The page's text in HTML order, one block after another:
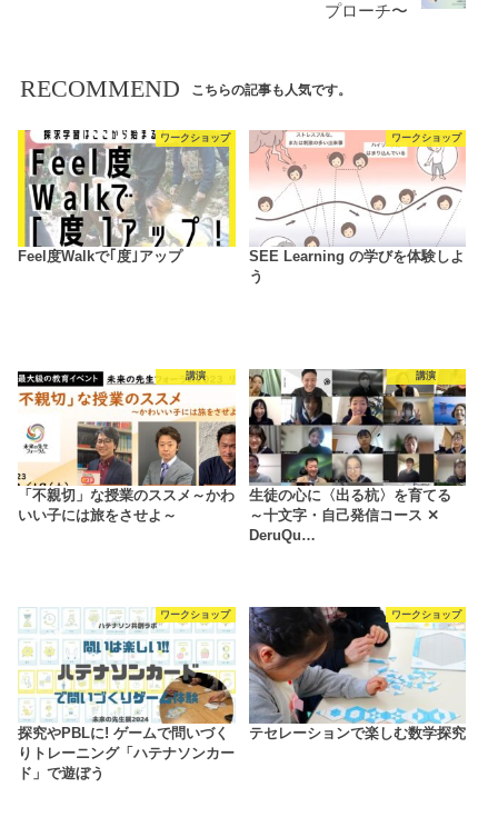
プローチ〜
RECOMMEND こちらの記事も人気です。
ワークショップ
Feel度Walkで｢度｣アップ
ワークショップ
SEE Learning の学びを体験しよ
う
講演
「不親切」な授業のススメ～かわ
いい子には旅をさせよ～
講演
生徒の心に〈出る杭〉を育てる
～十文字・自己発信コース ✕
DeruQu…
ワークショップ
探究やPBLに! ゲームで問いづく
りトレーニング「ハテナソンカー
ド」で遊ぼう
ワークショップ
テセレーションで楽しむ数学探究